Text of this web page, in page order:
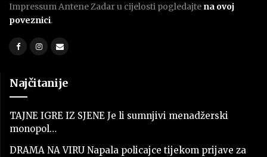
Impressum Antene Zadar u cijelosti pogledajte na ovoj
poveznici.
Najčitanije
TAJNE IGRE IZ SJENE Je li sumnjivi menadžerski
monopol…
DRAMA NA VIRU Napala policajce tijekom prijave za